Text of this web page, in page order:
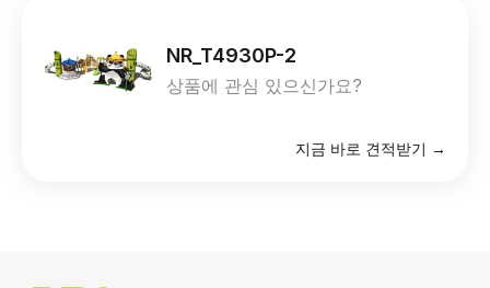
NR_T4930P-2
상품에 관심 있으신가요?
지금 바로 견적받기 →